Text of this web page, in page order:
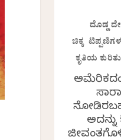
ದೊಡ್ಡ
ಚಿಕ್ಕ
ಕೃತಿಯ